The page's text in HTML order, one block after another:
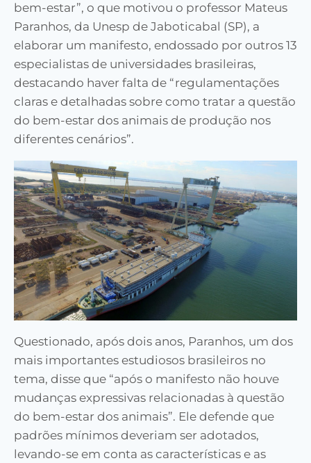
bem-estar”, o que motivou o professor Mateus
Paranhos, da Unesp de Jaboticabal (SP), a
elaborar um manifesto, endossado por outros 13
especialistas de universidades brasileiras,
destacando haver falta de “regulamentações
claras e detalhadas sobre como tratar a questão
do bem-estar dos animais de produção nos
diferentes cenários”.
Questionado, após dois anos, Paranhos, um dos
mais importantes estudiosos brasileiros no
tema, disse que “após o manifesto não houve
mudanças expressivas relacionadas à questão
do bem-estar dos animais”. Ele defende que
padrões mínimos deveriam ser adotados,
levando-se em conta as características e as